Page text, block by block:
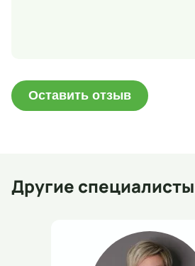
Оставить отзыв
Другие специалисты